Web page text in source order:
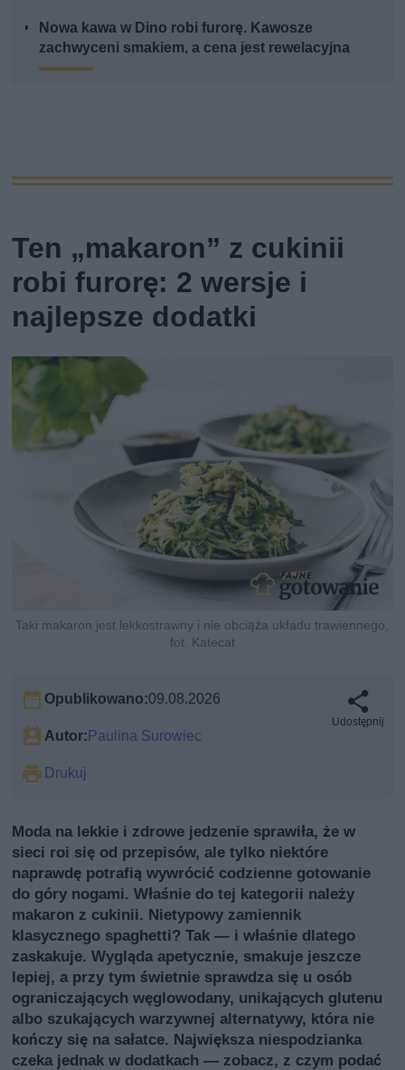
Nowa kawa w Dino robi furorę. Kawosze
zachwyceni smakiem, a cena jest rewelacyjna
Ten „makaron” z cukinii
robi furorę: 2 wersje i
najlepsze dodatki
Taki makaron jest lekkostrawny i nie obciąża układu trawiennego,
fot. Katecat
Opublikowano:09.08.2026
Autor:Paulina Surowiec
Drukuj
Udostępnij
Moda na lekkie i zdrowe jedzenie sprawiła, że w
sieci roi się od przepisów, ale tylko niektóre
naprawdę potrafią wywrócić codzienne gotowanie
do góry nogami. Właśnie do tej kategorii należy
makaron z cukinii. Nietypowy zamiennik
klasycznego spaghetti? Tak — i właśnie dlatego
zaskakuje. Wygląda apetycznie, smakuje jeszcze
lepiej, a przy tym świetnie sprawdza się u osób
ograniczających węglowodany, unikających glutenu
albo szukających warzywnej alternatywy, która nie
kończy się na sałatce. Największa niespodzianka
czeka jednak w dodatkach — zobacz, z czym podać